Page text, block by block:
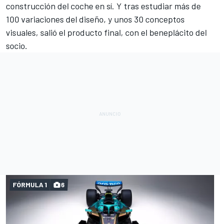
construcción del coche en sí. Y tras estudiar más de
100 variaciones del diseño, y unos 30 conceptos
visuales, salió el producto final, con el beneplácito del
socio.
FÓRMULA 1 6